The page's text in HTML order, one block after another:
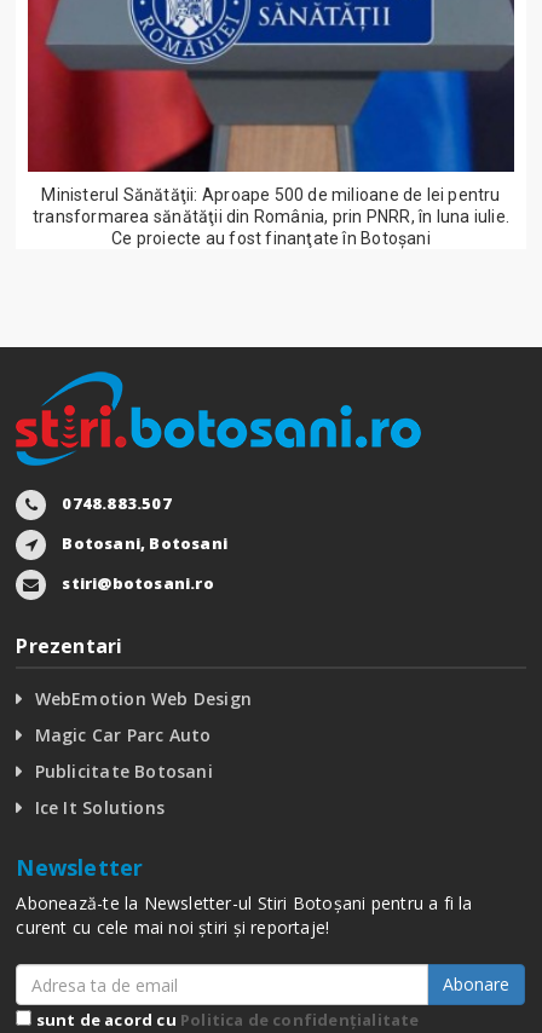
Ministerul Sănătăţii: Aproape 500 de milioane de lei pentru
transformarea sănătăţii din România, prin PNRR, în luna iulie.
Ce proiecte au fost finanţate în Botoșani
0748.883.507
Botosani, Botosani
stiri@botosani.ro
Prezentari
WebEmotion Web Design
Magic Car Parc Auto
Publicitate Botosani
Ice It Solutions
Newsletter
Abonează-te la Newsletter-ul Stiri Botoșani pentru a fi la
curent cu cele mai noi știri și reportaje!
Abonare
sunt de acord cu Politica de confidențialitate